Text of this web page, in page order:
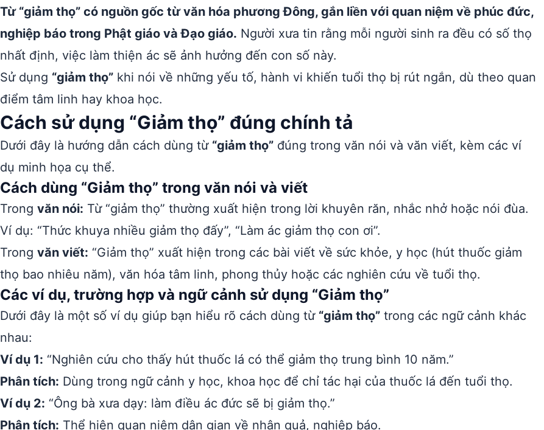
Từ “giảm thọ” có nguồn gốc từ văn hóa phương Đông, gắn liền với quan niệm về phúc đức,
nghiệp báo trong Phật giáo và Đạo giáo. Người xưa tin rằng mỗi người sinh ra đều có số thọ
nhất định, việc làm thiện ác sẽ ảnh hưởng đến con số này.
Sử dụng “giảm thọ” khi nói về những yếu tố, hành vi khiến tuổi thọ bị rút ngắn, dù theo quan
điểm tâm linh hay khoa học.
Cách sử dụng “Giảm thọ” đúng chính tả
Dưới đây là hướng dẫn cách dùng từ “giảm thọ” đúng trong văn nói và văn viết, kèm các ví
dụ minh họa cụ thể.
Cách dùng “Giảm thọ” trong văn nói và viết
Trong văn nói: Từ “giảm thọ” thường xuất hiện trong lời khuyên răn, nhắc nhở hoặc nói đùa.
Ví dụ: “Thức khuya nhiều giảm thọ đấy”, “Làm ác giảm thọ con ơi”.
Trong văn viết: “Giảm thọ” xuất hiện trong các bài viết về sức khỏe, y học (hút thuốc giảm
thọ bao nhiêu năm), văn hóa tâm linh, phong thủy hoặc các nghiên cứu về tuổi thọ.
Các ví dụ, trường hợp và ngữ cảnh sử dụng “Giảm thọ”
Dưới đây là một số ví dụ giúp bạn hiểu rõ cách dùng từ “giảm thọ” trong các ngữ cảnh khác
nhau:
Ví dụ 1: “Nghiên cứu cho thấy hút thuốc lá có thể giảm thọ trung bình 10 năm.”
Phân tích: Dùng trong ngữ cảnh y học, khoa học để chỉ tác hại của thuốc lá đến tuổi thọ.
Ví dụ 2: “Ông bà xưa dạy: làm điều ác đức sẽ bị giảm thọ.”
Phân tích: Thể hiện quan niệm dân gian về nhân quả, nghiệp báo.